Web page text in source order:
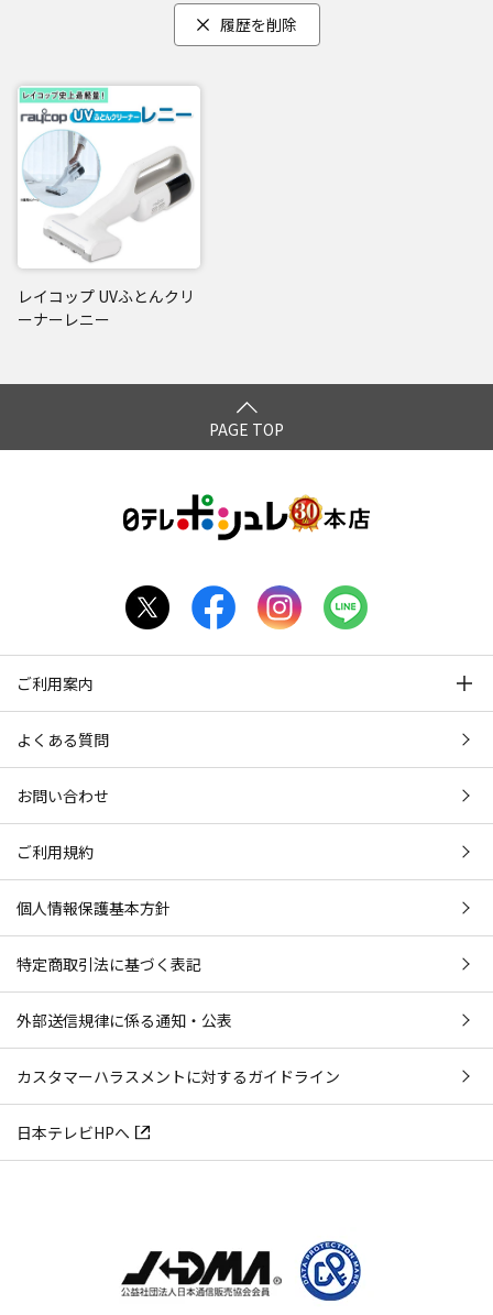
医療現場で除菌に使われている「LED UVライト」を搭載。
「LED UVライト」から紫外線を照射することにより99.9％の
「高性能HEPAフィルター」で排気もキレイ
「高性能HEPAフィルター」を搭載しているので、花粉やPM2.
5など超微細な粒子も99.9％キャッチ！
清潔でキレイな排気だから、お子さまやペットがいるご家庭
でもご使用いただけます。
また、お手入れも簡単！
ワンタッチで開くダストボックスと使い捨てフィルターを採
用で、手を汚さずにゴミ捨てができます。
*1: ダニ除去 / 広州市微生物研究所調べ [検査方法] 生きたダニ
(1,000匹)を織布(100平方センチメートル)に散布して約0.54秒
（約37cm/s）の速度で製品を1往復させて、ダニ残数を測
む床材を100平方センチメートルの範囲の中央に置き約0.54秒
（約37cm/s）の速度で製品を1往復させて大腸菌と黄色ブド
※すべての菌に有用ではありません。[ 報告書 ] NO.JD202400
494E
履歴を削除
レイコップ UVふとんクリ
ーナーレニー
PAGE TOP
ご利用案内
よくある質問
お問い合わせ
ご利用規約
個人情報保護基本方針
特定商取引法に基づく表記
外部送信規律に係る通知・公表
カスタマーハラスメントに対するガイドライン
日本テレビHPへ